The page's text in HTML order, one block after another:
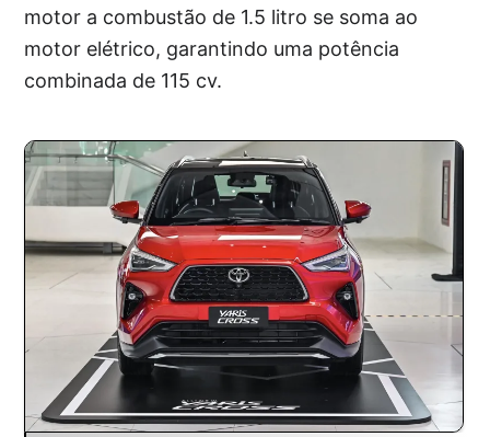
motor a combustão de 1.5 litro se soma ao
motor elétrico, garantindo uma potência
combinada de 115 cv.